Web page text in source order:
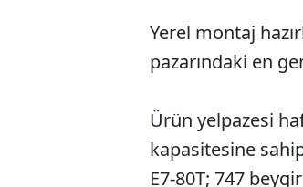
Yerel montaj
pazarındaki en
Ürün yelpazesi
kapasitesine
E7-80T; 747